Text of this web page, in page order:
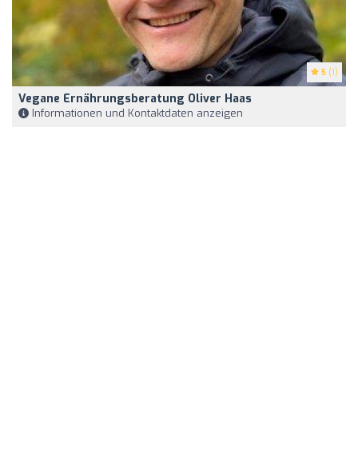
5 (1)
Vegane Ernährungsberatung Oliver Haas
Informationen und Kontaktdaten anzeigen